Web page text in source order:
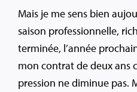
Mais je me sens bien
saison professionnelle,
terminée, l’année
mon contrat de deux ans
pression ne diminue pas.